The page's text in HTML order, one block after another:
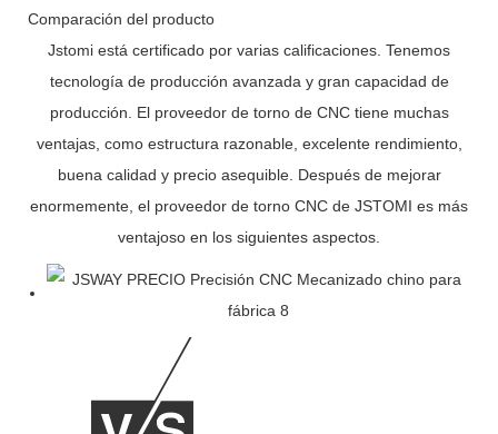
Comparación del producto
Jstomi está certificado por varias calificaciones. Tenemos
tecnología de producción avanzada y gran capacidad de
producción. El proveedor de torno de CNC tiene muchas
ventajas, como estructura razonable, excelente rendimiento,
buena calidad y precio asequible. Después de mejorar
enormemente, el proveedor de torno CNC de JSTOMI es más
ventajoso en los siguientes aspectos.